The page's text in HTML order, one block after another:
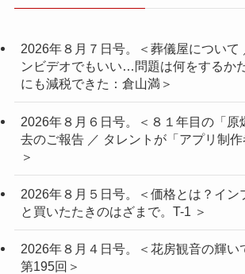
2026年８月７日号。＜葬儀屋について
ンビデオでもいい…問題は何をするか
にも減税できた：倉山満＞
2026年８月６日号。＜８１年目の「原
去のご報告 ／ タレントが「アプリ制
＞
2026年８月５日号。＜価格とは？イン
と買いたたきのはざまで。T-1 ＞
2026年８月４日号。＜花房観音の輝
第195回＞